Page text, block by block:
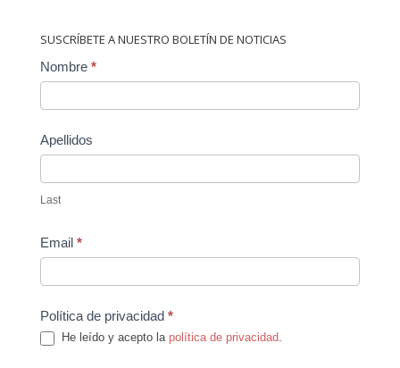
SUSCRÍBETE A NUESTRO BOLETÍN DE NOTICIAS
Contact
Nombre *
Apellidos
Last
Email *
Política de privacidad *
He leído y acepto la política de privacidad